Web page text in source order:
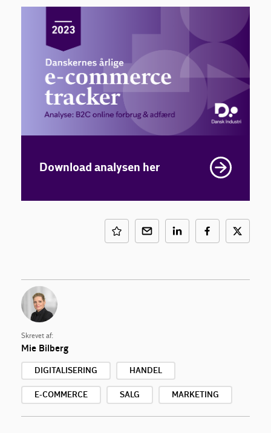
Download analysen her
Skrevet af:
Mie Bilberg
DIGITALISERING HANDEL
E-COMMERCE SALG MARKETING